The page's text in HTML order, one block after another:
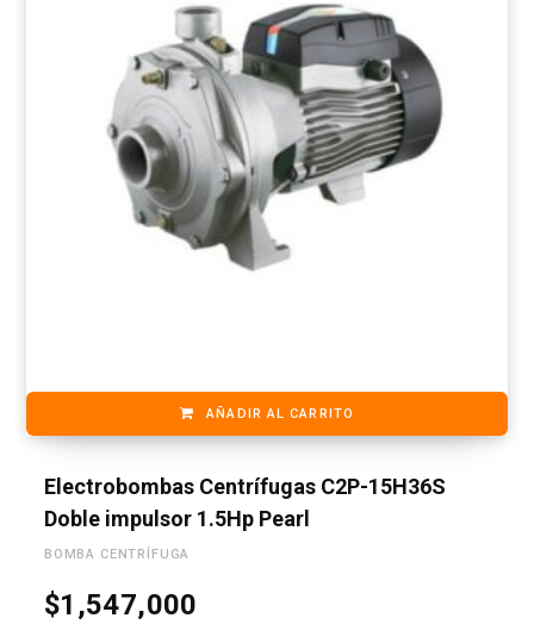
AÑADIR AL CARRITO
Electrobombas Centrífugas C2P-15H36S
Doble impulsor 1.5Hp Pearl
BOMBA CENTRÍFUGA
$1,547,000